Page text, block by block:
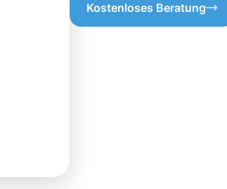
Kostenloses Beratung